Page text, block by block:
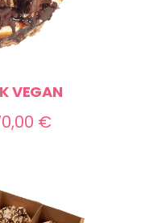
VEGAN
€Preisspanne:
70,00 €